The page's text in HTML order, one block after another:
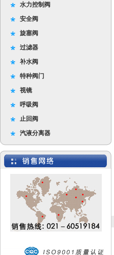
水力控制阀
安全阀
旋塞阀
过滤器
补水阀
特种阀门
视镜
呼吸阀
止回阀
汽液分离器